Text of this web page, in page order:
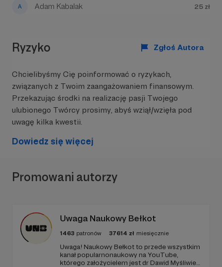
ich potrzeby i opieramy nasze działania na
szumu. Chcemy dostarczać rzetelną wiedzę
podaną prostym językiem i przekładać ją na
Nasze działania opierają się na trzech
filarach:
Oddajemy młodym głos
– poznajemy ich
potrzeby i doświadczenia.
✅Normalizujemy korzystanie z pomocy
psychologicznej
– zachęcamy do szukania
Dostarczamy narzędzia do radzenia sobie z
kryzysami– edukujemy w zakresie Pierwszej
Co ważne: nasze działania są bezpłatne,
dlatego potrzebujemy Twojej pomocy!
Adam Kabalak 25 zł
Ryzyko Zgłoś Autora
Chcielibyśmy Cię poinformować o ryzykach,
związanych z Twoim zaangażowaniem finansowym.
Przekazując środki na realizację pasji Twojego
ulubionego Twórcy prosimy, abyś wziął/wzięła pod
uwagę kilka kwestii.
Dowiedz się więcej
Promowani autorzy
Uwaga Naukowy Bełkot
1463 patronów 37614 zł miesięcznie
Uwaga! Naukowy Bełkot to przede wszystkim
kanał popularnonaukowy na YouTube,
którego założycielem jest dr Dawid Myśliwiec.